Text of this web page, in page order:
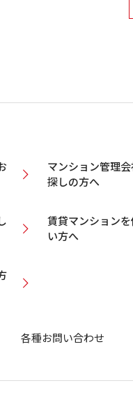
マンション管理
探しの方へ
賃貸マンション
い方へ
各種お問い合わせ